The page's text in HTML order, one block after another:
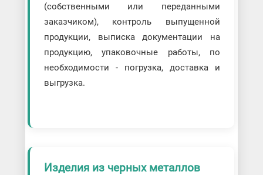
(собственными или переданными
заказчиком), контроль выпущенной
продукции, выписка документации на
продукцию, упаковочные работы, по
необходимости - погрузка, доставка и
выгрузка.
Изделия из черных металлов